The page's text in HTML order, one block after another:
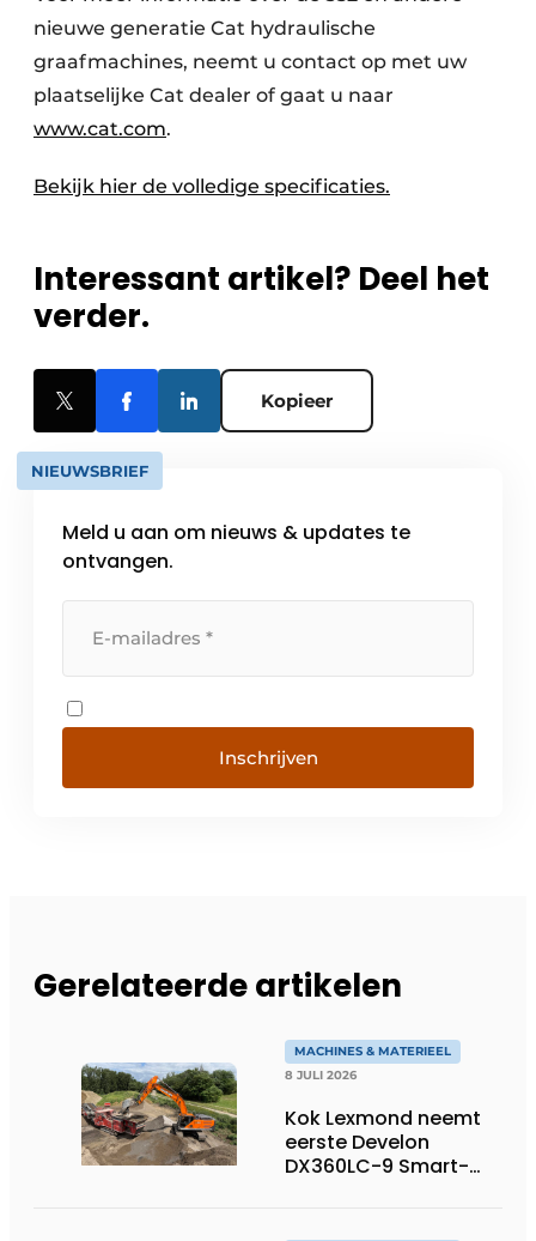
nieuwe generatie Cat hydraulische
graafmachines, neemt u contact op met uw
plaatselijke Cat dealer of gaat u naar
www.cat.com.
Bekijk hier de volledige specificaties.
Interessant artikel? Deel het
verder.
Kopieer
NIEUWSBRIEF
Meld u aan om nieuws & updates te
ontvangen.
Inschrijven
Gerelateerde artikelen
MACHINES & MATERIEEL
8 JULI 2026
Kok Lexmond neemt
eerste Develon
DX360LC-9 Smart-